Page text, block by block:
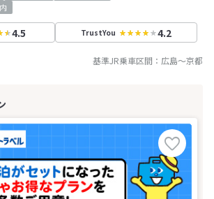
4.5 TrustYou 4.2
基準JR乗車区間： 広島～京都